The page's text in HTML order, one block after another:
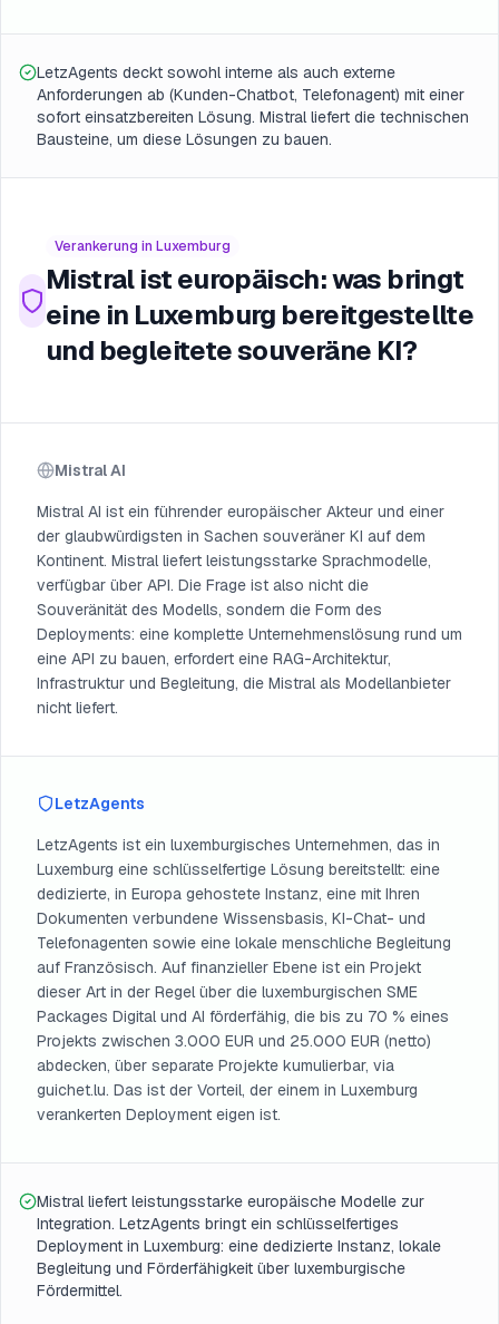
LetzAgents deckt sowohl interne als auch externe
Anforderungen ab (Kunden-Chatbot, Telefonagent) mit einer
sofort einsatzbereiten Lösung. Mistral liefert die technischen
Bausteine, um diese Lösungen zu bauen.
Verankerung in Luxemburg
Mistral ist europäisch: was bringt
eine in Luxemburg bereitgestellte
und begleitete souveräne KI?
Mistral AI
Mistral AI ist ein führender europäischer Akteur und einer
der glaubwürdigsten in Sachen souveräner KI auf dem
Kontinent. Mistral liefert leistungsstarke Sprachmodelle,
verfügbar über API. Die Frage ist also nicht die
Souveränität des Modells, sondern die Form des
Deployments: eine komplette Unternehmenslösung rund um
eine API zu bauen, erfordert eine RAG-Architektur,
Infrastruktur und Begleitung, die Mistral als Modellanbieter
nicht liefert.
LetzAgents
LetzAgents ist ein luxemburgisches Unternehmen, das in
Luxemburg eine schlüsselfertige Lösung bereitstellt: eine
dedizierte, in Europa gehostete Instanz, eine mit Ihren
Dokumenten verbundene Wissensbasis, KI-Chat- und
Telefonagenten sowie eine lokale menschliche Begleitung
auf Französisch. Auf finanzieller Ebene ist ein Projekt
dieser Art in der Regel über die luxemburgischen SME
Packages Digital und AI förderfähig, die bis zu 70 % eines
Projekts zwischen 3.000 EUR und 25.000 EUR (netto)
abdecken, über separate Projekte kumulierbar, via
guichet.lu. Das ist der Vorteil, der einem in Luxemburg
verankerten Deployment eigen ist.
Mistral liefert leistungsstarke europäische Modelle zur
Integration. LetzAgents bringt ein schlüsselfertiges
Deployment in Luxemburg: eine dedizierte Instanz, lokale
Begleitung und Förderfähigkeit über luxemburgische
Fördermittel.